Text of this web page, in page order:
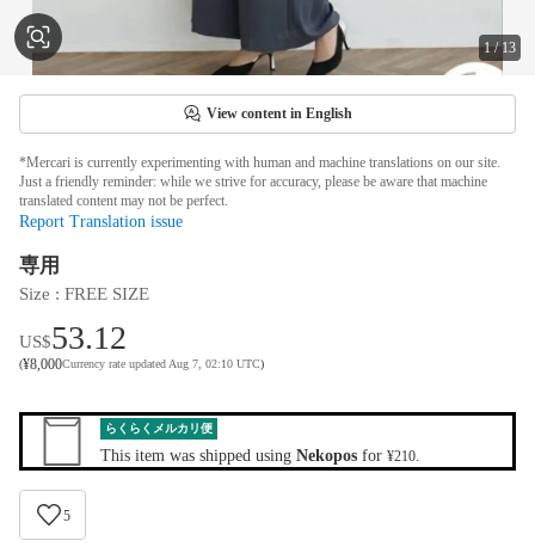
1/13
View content in English
*Mercari is currently experimenting with human and machine translations on our site.
Just a friendly reminder: while we strive for accuracy, please be aware that machine
translated content may not be perfect.
Report Translation issue
専用
Size : FREE SIZE
US$53.12
(¥8,000Currency rate updated Aug 7, 02:10 UTC)
らくらくメルカリ便
This item was shipped using Nekopos for ¥210
5